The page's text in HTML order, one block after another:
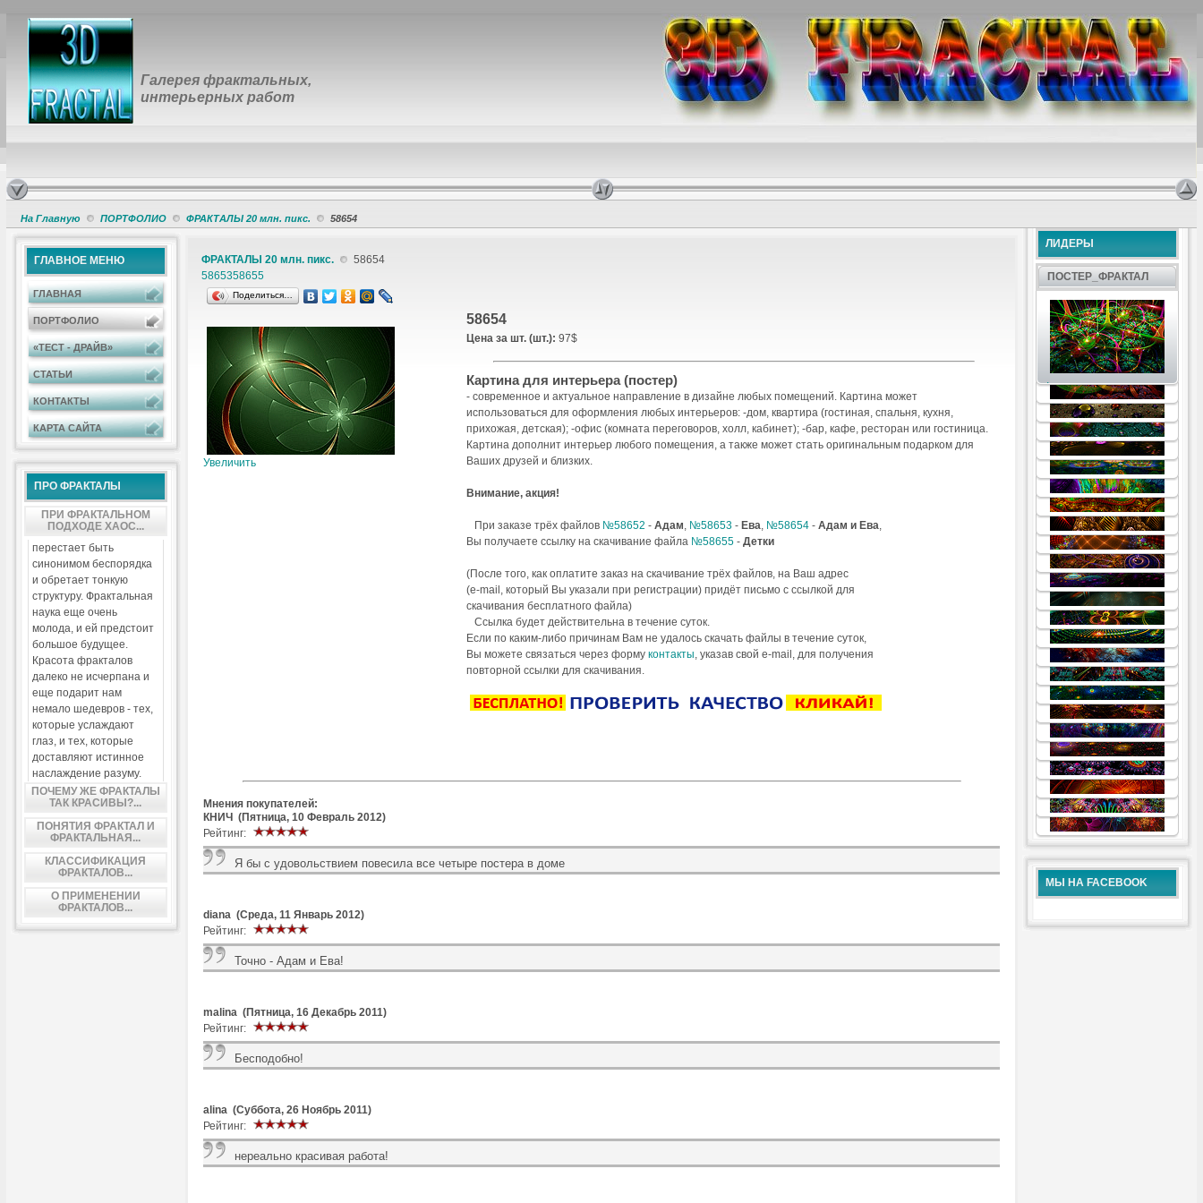
Галерея фрактальных,
интерьерных работ
На Главную ПОРТФОЛИО ФРАКТАЛЫ 20 млн. пикс. 58654
ГЛАВНОЕ МЕНЮ
ГЛАВНАЯ
ПОРТФОЛИО
«ТЕСТ - ДРАЙВ»
СТАТЬИ
КОНТАКТЫ
КАРТА САЙТА
ПРО ФРАКТАЛЫ
ПРИ ФРАКТАЛЬНОМ
ПОДХОДЕ ХАОС...
перестает быть
синонимом беспорядка
и обретает тонкую
структуру. Фрактальная
наука еще очень
молода, и ей предстоит
большое будущее.
Красота фракталов
далеко не исчерпана и
еще подарит нам
немало шедевров - тех,
которые услаждают
глаз, и тех, которые
доставляют истинное
наслаждение разуму.
ПОЧЕМУ ЖЕ ФРАКТАЛЫ
ТАК КРАСИВЫ?...
ПОНЯТИЯ ФРАКТАЛ И
ФРАКТАЛЬНАЯ...
КЛАССИФИКАЦИЯ
ФРАКТАЛОВ...
О ПРИМЕНЕНИИ
ФРАКТАЛОВ...
ЛИДЕРЫ
ПОСТЕР_ФРАКТАЛ
.
.
.
.
.
.
.
.
.
.
.
.
.
.
.
.
.
.
.
.
.
.
.
.
МЫ НА FACEBOOK
ФРАКТАЛЫ 20 млн. пикс.
58654
5865358655
Поделиться…
Увеличить
58654
Цена за шт. (шт.): 97$
Картина для интерьера (постер)
- современное и актуальное направление в дизайне любых помещений. Картина может
использоваться для оформления любых интерьеров: -дом, квартира (гостиная, спальня, кухня,
прихожая, детская); -офис (комната переговоров, холл, кабинет); -бар, кафе, ресторан или гостиница.
Картина дополнит интерьер любого помещения, а также может стать оригинальным подарком для
Ваших друзей и близких.
Внимание, акция!
При заказе трёх файлов №58652 - Адам, №58653- Ева, №58654- Адам и Ева,
Вы получаете ссылку на скачивание файла №58655- Детки
(После того, как оплатите заказ на скачивание трёх файлов, на Ваш адрес
(e-mail, который Вы указали при регистрации) придёт письмо с ссылкой для
скачивания бесплатного файла)
Ссылка будет действительна в течение суток.
Если по каким-либо причинам Вам не удалось скачать файлы в течение суток,
Вы можете связаться через форму контакты, указав свой e-mail, для получения
повторной ссылки для скачивания.
Мнения покупателей:
КНИЧ (Пятница, 10 Февраль 2012)
Рейтинг:
Я бы с удовольствием повесила все четыре постера в доме
diana (Среда, 11 Январь 2012)
Рейтинг:
Точно - Адам и Ева!
malina (Пятница, 16 Декабрь 2011)
Рейтинг:
Бесподобно!
alina (Суббота, 26 Ноябрь 2011)
Рейтинг:
нереально красивая работа!